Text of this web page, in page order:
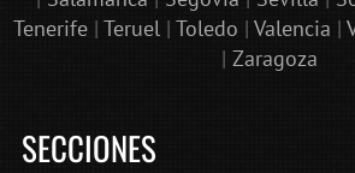
Tenerife| Teruel | Toledo | Valencia |
| Zaragoza
SECCIONES